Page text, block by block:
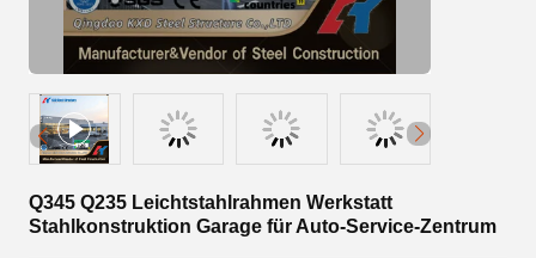
Q345 Q235 Leichtstahlrahmen Werkstatt
Stahlkonstruktion Garage für Auto-Service-Zentrum